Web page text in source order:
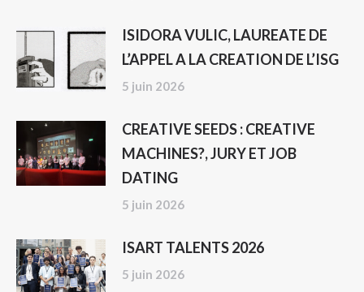
ISIDORA VULIC, LAUREATE DE
L’APPEL A LA CREATION DE L’ISG
5 juin 2026
CREATIVE SEEDS : CREATIVE
MACHINES?, JURY ET JOB
DATING
5 juin 2026
ISART TALENTS 2026
5 juin 2026